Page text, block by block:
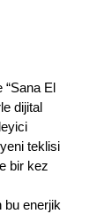
“Sana El
dijital
teklisi
bir kez
bu enerjik